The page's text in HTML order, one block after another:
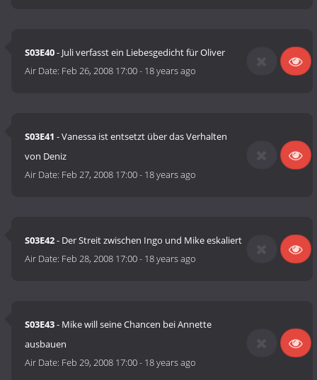
S03E40- Juli verfasst ein Liebesgedicht für Oliver
Air Date: Feb 26, 2008 17:00- 18 years ago
S03E41 - Vanessa ist entsetzt über das Verhalten
von Deniz
Air Date: Feb 27, 2008 17:00- 18 years ago
S03E42- Der Streit zwischen Ingo und Mike eskaliert
Air Date: Feb 28, 2008 17:00- 18 years ago
S03E43- Mike will seine Chancen bei Annette
ausbauen
Air Date: Feb 29, 2008 17:00- 18 years ago